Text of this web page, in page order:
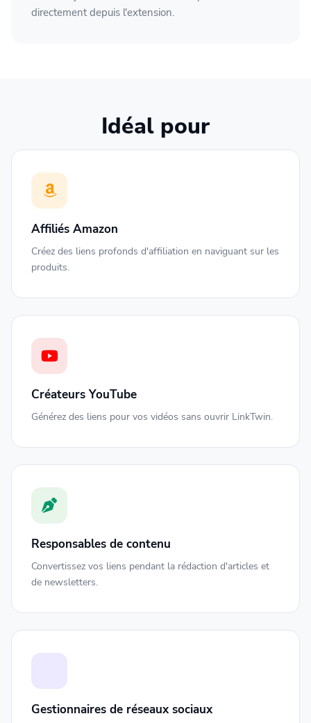
directement depuis l'extension.
Idéal pour
Affiliés Amazon
Créez des liens profonds d'affiliation en naviguant sur les
produits.
Créateurs YouTube
Générez des liens pour vos vidéos sans ouvrir LinkTwin.
Responsables de contenu
Convertissez vos liens pendant la rédaction d'articles et
de newsletters.
Gestionnaires de réseaux sociaux